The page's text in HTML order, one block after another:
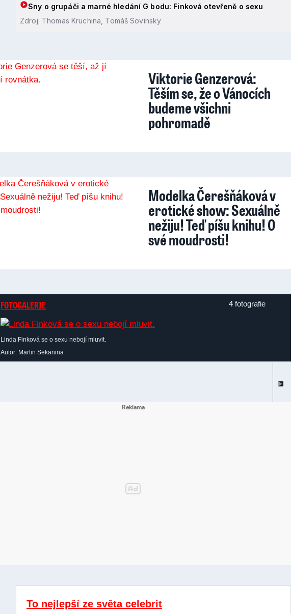
Sny o grupáči a marné hledání G bodu: Finková otevřeně o sexu
Zdroj: Thomas Kruchina, Tomáš Sovinsky
Viktorie Genzerová:
Těším se, že o Vánocích
budeme všichni
pohromadě
Modelka Čerešňáková v
erotické show: Sexuálně
nežiju! Teď píšu knihu! O
své moudrosti!
FOTOGALERIE 4 fotografie
Linda Finková se o sexu nebojí mluvit.
Autor: Martin Sekanina
To nejlepší ze světa celebrit